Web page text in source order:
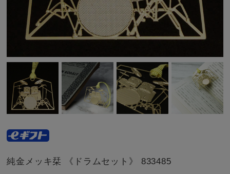
純金メッキ栞 《ドラムセット》 833485